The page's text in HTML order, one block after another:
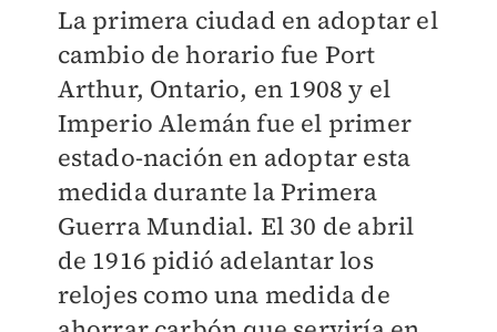
La primera ciudad en adoptar el
cambio de horario fue Port
Arthur, Ontario, en 1908 y el
Imperio Alemán fue el primer
estado-nación en adoptar esta
medida durante la Primera
Guerra Mundial. El 30 de abril
de 1916 pidió adelantar los
relojes como una medida de